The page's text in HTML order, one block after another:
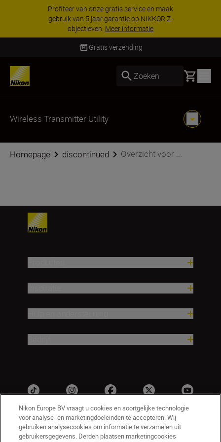
Profiteer van onze gratis service en maak
gebruik van 5 jaar garantie op NIKKOR Z-
objectieven. Meer informatie
Gratis verzending
Zoeken Basket
Wireless Transmitter Utility
Homepage discontinued Overzicht voor ...
Nikon Europe BV vraagt u cookies en soortgelijke technologie
voor analyse- en marketingdoeleinden te accepteren. Wij
gebruiken analysecookies om informatie te verzamelen uit
gebruikersgegevens. Derden plaatsen marketingcookies